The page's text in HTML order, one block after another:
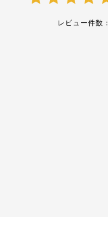
レビュー件数：